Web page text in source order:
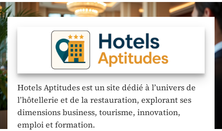
Hotels Aptitudes est un site dédié à l’univers de
l’hôtellerie et de la restauration, explorant ses
dimensions business, tourisme, innovation,
emploi et formation.